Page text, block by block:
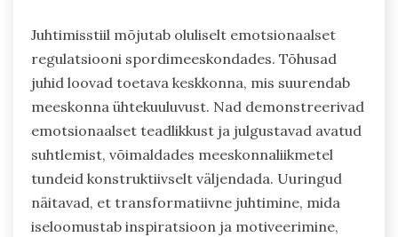
Juhtimisstiil mõjutab oluliselt emotsionaalset
regulatsiooni spordimeeskondades. Tõhusad
juhid loovad toetava keskkonna, mis suurendab
meeskonna ühtekuuluvust. Nad demonstreerivad
emotsionaalset teadlikkust ja julgustavad avatud
suhtlemist, võimaldades meeskonnaliikmetel
tundeid konstruktiivselt väljendada. Uuringud
näitavad, et transformatiivne juhtimine, mida
iseloomustab inspiratsioon ja motiveerimine,